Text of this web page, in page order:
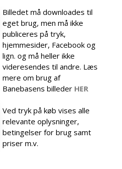
Billedet må downloades til
eget brug, men må ikke
publiceres på tryk,
hjemmesider, Facebook og
lign. og må heller ikke
videresendes til andre. Læs
mere om brug af
Banebasens billeder HER
Ved tryk på køb vises alle
relevante oplysninger,
betingelser for brug samt
priser m.v.